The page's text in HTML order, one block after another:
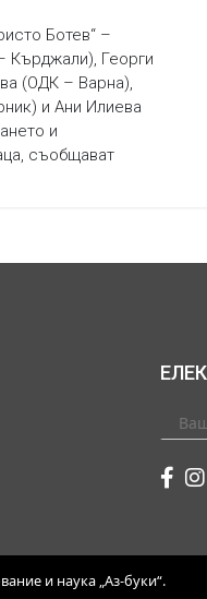
Ботев“ –
Кърджали), Георги
(ОДК – Варна),
и Ани Илиева
и
съобщават
и наука „Аз-буки“.